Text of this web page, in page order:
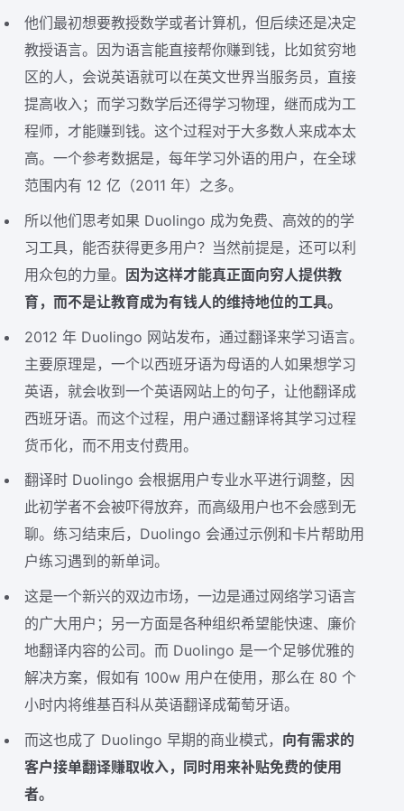
他们最初想要教授数学或者计算机，但后续还是决定
教授语言。因为语言能直接帮你赚到钱，比如贫穷地
区的人，会说英语就可以在英文世界当服务员，直接
提高收入；而学习数学后还得学习物理，继而成为工
程师，才能赚到钱。这个过程对于大多数人来成本太
高。一个参考数据是，每年学习外语的用户，在全球
范围内有 12 亿（2011 年）之多。
所以他们思考如果 Duolingo 成为免费、高效的的学
习工具，能否获得更多用户？当然前提是，还可以利
用众包的力量。 因为这样才能真正面向穷人提供教
育，而不是让教育成为有钱人的维持地位的工具。
2012 年 Duolingo 网站发布，通过翻译来学习语言。
主要原理是，一个以西班牙语为母语的人如果想学习
英语，就会收到一个英语网站上的句子，让他翻译成
西班牙语。而这个过程，用户通过翻译将其学习过程
货币化，而不用支付费用。
翻译时 Duolingo 会根据用户专业水平进行调整，因
此初学者不会被吓得放弃，而高级用户也不会感到无
聊。练习结束后，Duolingo 会通过示例和卡片帮助用
户练习遇到的新单词。
这是一个新兴的双边市场，一边是通过网络学习语言
的广大用户；另一方面是各种组织希望能快速、廉价
地翻译内容的公司。而 Duolingo 是一个足够优雅的
解决方案，假如有 100w 用户在使用，那么在 80 个
小时内将维基百科从英语翻译成葡萄牙语。
而这也成了 Duolingo 早期的商业模式， 向有需求的
客户接单翻译赚取收入，同时用来补贴免费的使用
者。